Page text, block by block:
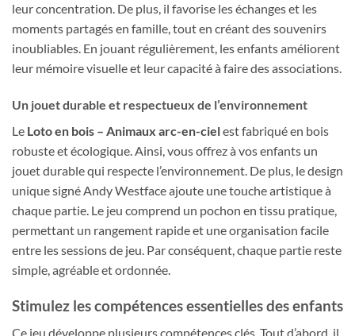
leur concentration. De plus, il favorise les échanges et les
moments partagés en famille, tout en créant des souvenirs
inoubliables. En jouant régulièrement, les enfants améliorent
leur mémoire visuelle et leur capacité à faire des associations.
Un jouet durable et respectueux de l’environnement
Le Loto en bois – Animaux arc-en-cielest fabriqué en bois
robuste et écologique. Ainsi, vous offrez à vos enfants un
jouet durable qui respecte l’environnement. De plus, le design
unique signé Andy Westface ajoute une touche artistique à
chaque partie. Le jeu comprend un pochon en tissu pratique,
permettant un rangement rapide et une organisation facile
entre les sessions de jeu. Par conséquent, chaque partie reste
simple, agréable et ordonnée.
Stimulez les compétences essentielles des enfants
Ce jeu développe plusieurs compétences clés. Tout d’abord, il